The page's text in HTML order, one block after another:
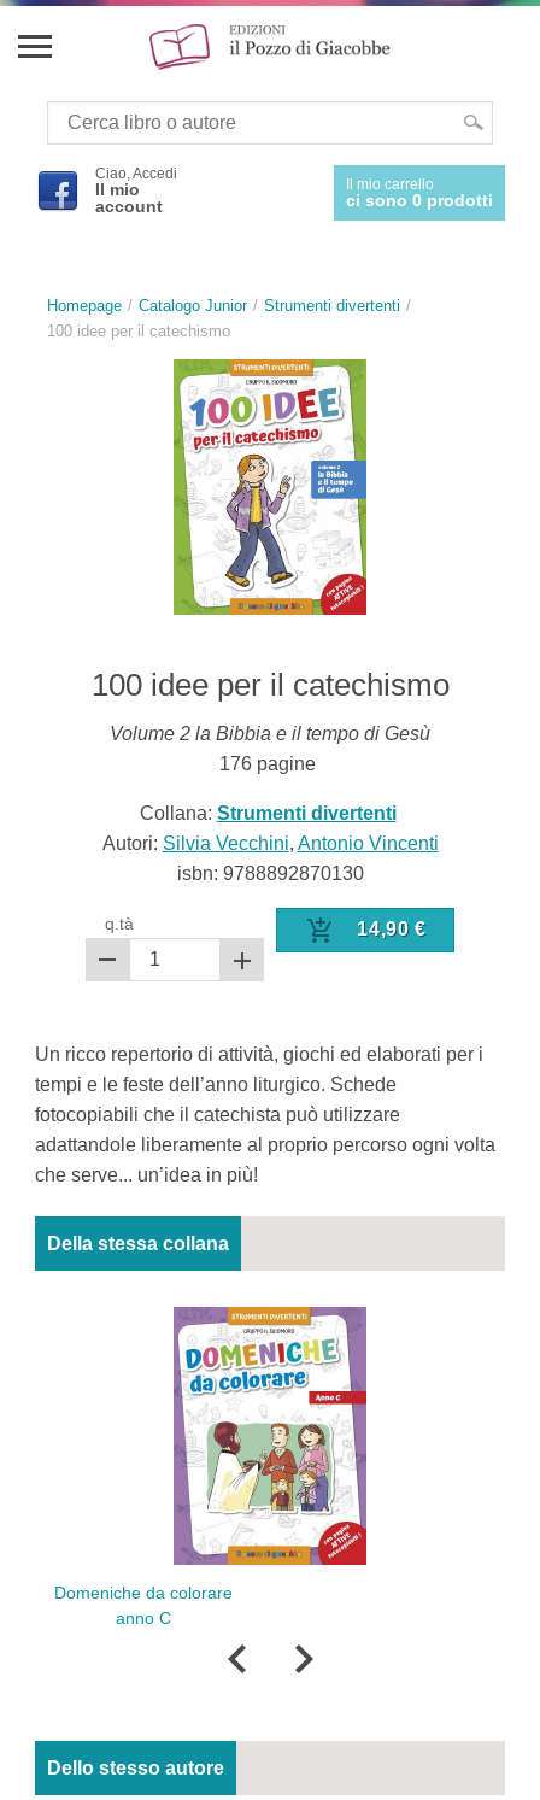
Ciao, Accedi
Il mio
account
Il mio carrello
ci sono 0 prodotti
Homepage Catalogo Junior
Strumenti divertenti
100 idee per il catechismo
100 idee per il catechismo
Volume 2 la Bibbia e il tempo di Gesù
176pagine
Collana: Strumenti divertenti
Autori: Silvia Vecchini, Antonio Vincenti
isbn: 9788892870130
q.tà 14,90 €
Un ricco repertorio di attività, giochi ed elaborati per i
tempi e le feste dell’anno liturgico. Schede
fotocopiabili che il catechista può utilizzare
adattandole liberamente al proprio percorso ogni volta
che serve... un’idea in più!
Della stessa collana
Domeniche da colorare
anno C
Dello stesso autore